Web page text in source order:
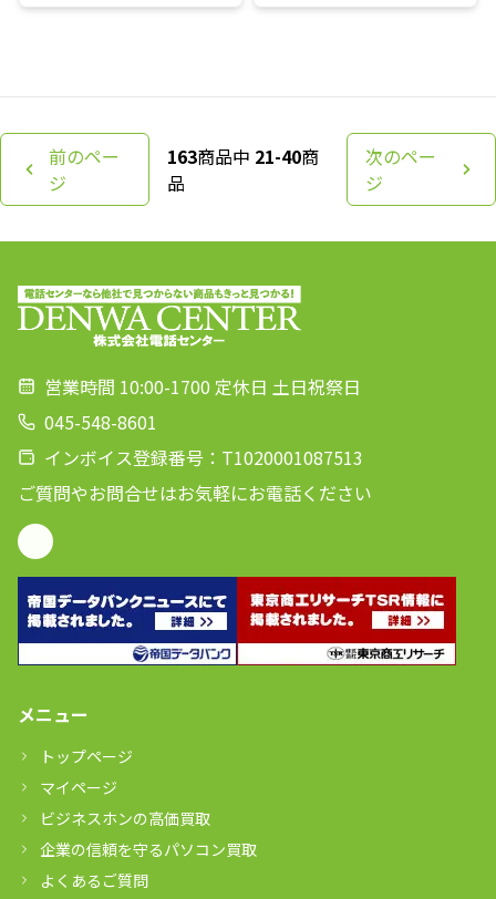
前のペー
ジ
163商品中 21-40商
品
次のペー
ジ
営業時間 10:00-1700 定休日 土日祝祭日
045-548-8601
インボイス登録番号：T1020001087513
ご質問やお問合せはお気軽にお電話ください
メニュー
トップページ
マイページ
ビジネスホンの高価買取
企業の信頼を守るパソコン買取
よくあるご質問